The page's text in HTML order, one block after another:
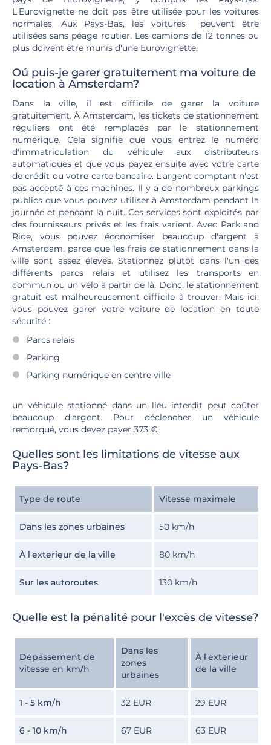
L'Eurovignette ne doit pas être utilisée pour les voitures
normales. Aux Pays-Bas, les voitures peuvent être
utilisées sans péage routier. Les camions de 12 tonnes ou
plus doivent être munis d'une Eurovignette.
Oú puis-je garer gratuitement ma voiture de
location à Amsterdam?
Dans la ville, il est difficile de garer la voiture
gratuitement. À Amsterdam, les tickets de stationnement
réguliers ont été remplacés par le stationnement
numérique. Cela signifie que vous entrez le numéro
d'immatriculation du véhicule aux distributeurs
automatiques et que vous payez ensuite avec votre carte
de crédit ou votre carte bancaire. L'argent comptant n'est
pas accepté à ces machines. Il y a de nombreux parkings
publics que vous pouvez utiliser à Amsterdam pendant la
journée et pendant la nuit. Ces services sont exploités par
des fournisseurs privés et les frais varient. Avec Park and
Ride, vous pouvez économiser beaucoup d'argent à
Amsterdam, parce que les frais de stationnement dans la
ville sont assez élevés. Stationnez plutôt dans l'un des
différents parcs relais et utilisez les transports en
commun ou un vélo à partir de là. Donc: le stationnement
gratuit est malheureusement difficile à trouver. Mais ici,
vous pouvez garer votre voiture de location en toute
sécurité :
Parcs relais
Parking
Parking numérique en centre ville
un véhicule stationné dans un lieu interdit peut coûter
beaucoup d'argent. Pour déclencher un véhicule
remorqué, vous devez payer 373 €.
Quelles sont les limitations de vitesse aux
Pays-Bas?
Type de route Vitesse maximale
Dans les zones urbaines 50 km/h
À l'exterieur de la ville 80 km/h
Sur les autoroutes 130 km/h
Quelle est la pénalité pour l'excès de vitesse?
Dépassement de
vitesse en km/h
Dans les
zones
urbaines
À l'exterieur
de la ville
1 - 5 km/h 32 EUR 29 EUR
6 - 10 km/h 67 EUR 63 EUR